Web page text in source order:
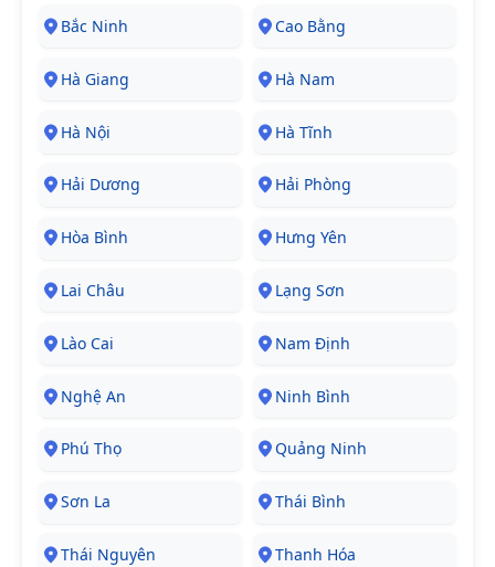
Bắc Ninh Cao Bằng
Hà Giang Hà Nam
Hà Nội Hà Tĩnh
Hải Dương Hải Phòng
Hòa Bình Hưng Yên
Lai Châu Lạng Sơn
Lào Cai Nam Định
Nghệ An Ninh Bình
Phú Thọ Quảng Ninh
Sơn La Thái Bình
Thái Nguyên Thanh Hóa